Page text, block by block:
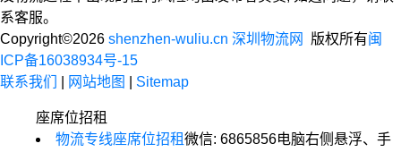
系客服。
Copyright©2026 shenzhen-wuliu.cn 深圳物流网 版权所有闽
ICP备16038934号-15
联系我们
网站地图 Sitemap
座席位招租
物流专线座席位招租微信: 6865856电脑右侧悬浮、手